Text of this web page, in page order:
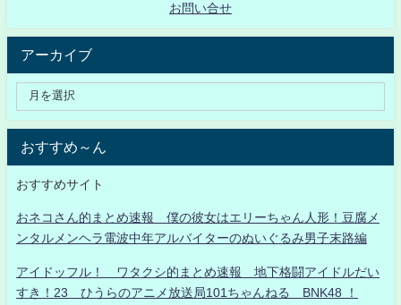
お問い合せ
アーカイブ
おすすめ～ん
おすすめサイト
おネコさん的まとめ速報 僕の彼女はエリーちゃん人形！豆腐メ
ンタルメンヘラ電波中年アルバイターのぬいぐるみ男子末路編
アイドッフル！ ワタクシ的まとめ速報 地下格闘アイドルだい
すき！23 ひうらのアニメ放送局101ちゃんねる BNK48 ！